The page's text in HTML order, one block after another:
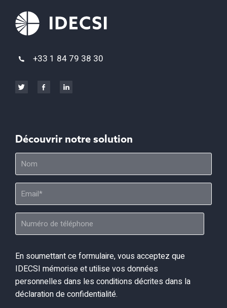
+33 1 84 79 38 30
Découvrir notre solution
En soumettant ce formulaire, vous acceptez que
IDECSI mémorise et utilise vos données
personnelles dans les conditions décrites dans la
déclaration de confidentialité.